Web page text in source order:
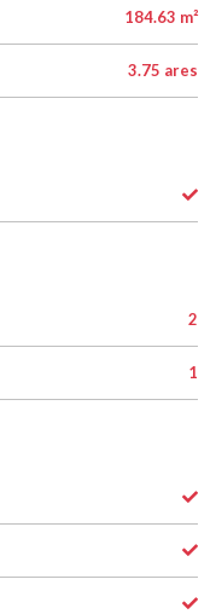
184.63 m²
3.75 ares
2
1